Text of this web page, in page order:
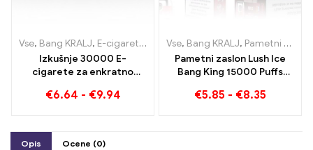
Vse, Bang KRALJ, E-cigarete za enkratno uporabo Litva ,E-
Izkušnje 30000 E-
cigarete za enkratno
Blueberry Ice in
€6.64 - €9.94
Vse, Bang KRALJ, Pametni zaslon Bang King 15000 Puff
Pametni zaslon Lush Ice
Bang King 15000 Puffs
mešanica lubenice in mete
€5.85 - €8.35
Opis Ocene (0)